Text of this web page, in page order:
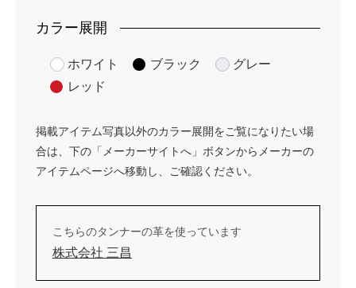
カラー展開
ホワイト ブラック
グレー
レッド
掲載アイテム写真以外のカラー展開をご覧になりたい場
合は、下の「メーカーサイトへ」ボタンからメーカーの
アイテムページへ移動し、ご確認ください。
こちらのタンナーの革を使っています
株式会社 三昌